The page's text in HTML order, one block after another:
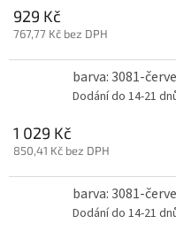
929 Kč
767,77 Kč bez DPH
barva: 3081-
Dodání do 14-21
1 029 Kč
850,41 Kč bez DPH
barva: 3081-
Dodání do 14-21